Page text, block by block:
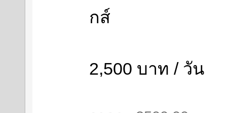
กส์
2,500 บาท / วัน